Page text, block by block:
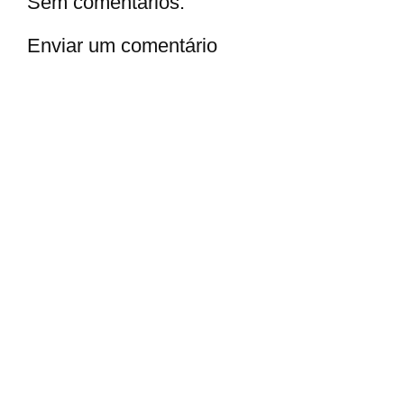
Enviar um comentário